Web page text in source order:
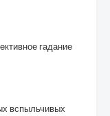
гадание
вспыльчивых